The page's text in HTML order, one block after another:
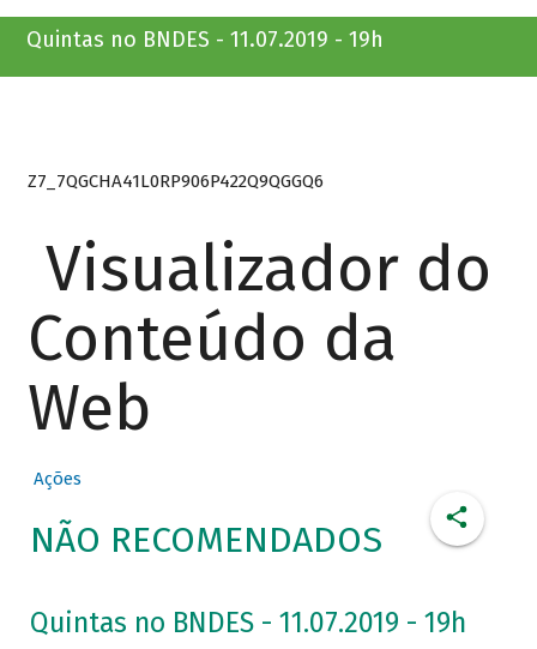
Quintas no BNDES - 11.07.2019 - 19h
Z7_7QGCHA41L0RP906P422Q9QGGQ6
Visualizador do
Conteúdo da
Web
Ações
NÃO RECOMENDADOS
Quintas no BNDES - 11.07.2019 - 19h